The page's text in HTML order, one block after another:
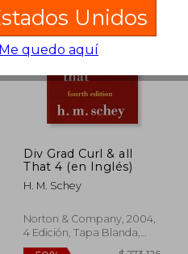
Div Grad Curl & all
That 4 (en Inglés)
H. M. Schey
Norton & Company, 2004,
4 Edición, Tapa Blanda,
Nuevo
Unidos
Me quedo aquí